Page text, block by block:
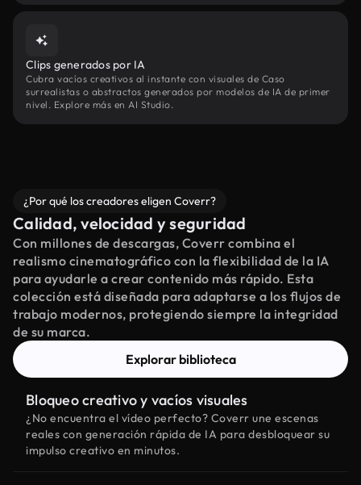
Clips generados por IA
Cubra vacíos creativos al instante con visuales de Caso
surrealistas o abstractos generados por modelos de IA de primer
nivel. Explore más en AI Studio.
¿Por qué los creadores eligen Coverr?
Calidad, velocidad y seguridad
Con millones de descargas, Coverr combina el
realismo cinematográfico con la flexibilidad de la IA
para ayudarle a crear contenido más rápido. Esta
colección está diseñada para adaptarse a los flujos de
trabajo modernos, protegiendo siempre la integridad
de su marca.
Explorar biblioteca
Bloqueo creativo y vacíos visuales
¿No encuentra el vídeo perfecto? Coverr une escenas
reales con generación rápida de IA para desbloquear su
impulso creativo en minutos.